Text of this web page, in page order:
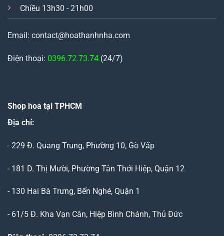
Chiều 13h30 - 21h00
Email: contact@hoathanhnha.com
Điện thoại: 0396.72.73.74 (24/7)
Shop hoa tại TPHCM
Địa chỉ:
- 229 Đ. Quang Trung, Phường 10, Gò Vấp
- 181 D. Thị Mười, Phường Tân Thới Hiệp, Quận 12
- 130 Hai Bà Trưng, Bến Nghé, Quận 1
- 61/5 Đ. Kha Vạn Cân, Hiệp Bình Chánh, Thủ Đức